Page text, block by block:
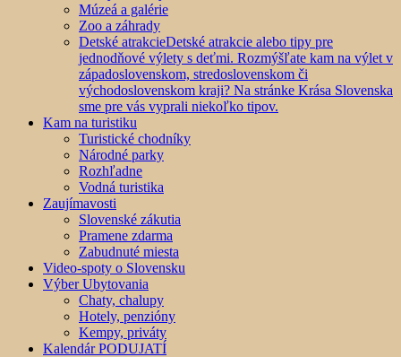
Múzeá a galérie
Zoo a záhrady
Detské atrakcieDetské atrakcie alebo tipy pre
jednodňové výlety s deťmi. Rozmýšľate kam na výlet v
západoslovenskom, stredoslovenskom či
východoslovenskom kraji? Na stránke Krása Slovenska
sme pre vás vyprali niekoľko tipov.
Kam na turistiku
Turistické chodníky
Národné parky
Rozhľadne
Vodná turistika
Zaujímavosti
Slovenské zákutia
Pramene zdarma
Zabudnuté miesta
Video-spoty o Slovensku
Výber Ubytovania
Chaty, chalupy
Hotely, penzióny
Kempy, priváty
Kalendár PODUJATÍ